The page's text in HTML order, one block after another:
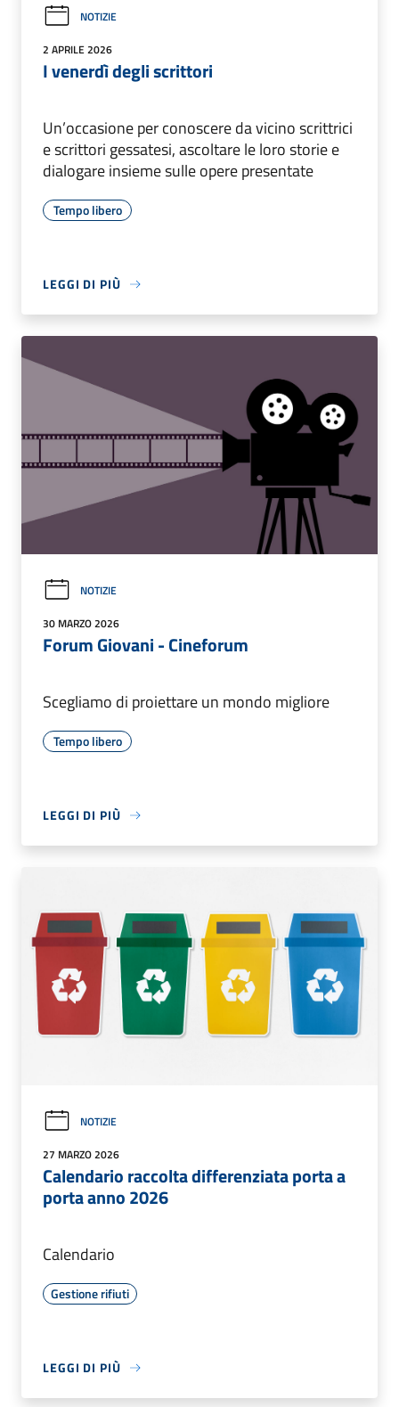
NOTIZIE
2 APRILE 2026
I venerdì degli scrittori
Un’occasione per conoscere da vicino scrittrici
e scrittori gessatesi, ascoltare le loro storie e
dialogare insieme sulle opere presentate
Tempo libero
LEGGI DI PIÙ
NOTIZIE
30 MARZO 2026
Forum Giovani - Cineforum
Scegliamo di proiettare un mondo migliore
Tempo libero
LEGGI DI PIÙ
NOTIZIE
27 MARZO 2026
Calendario raccolta differenziata porta a
porta anno 2026
Calendario
Gestione rifiuti
LEGGI DI PIÙ